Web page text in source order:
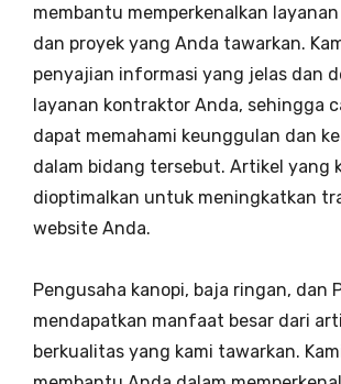
membantu memperkenalkan
dan proyek yang Anda tawarkan.
penyajian informasi yang jelas dan
layanan kontraktor Anda, sehingga
dapat memahami keunggulan dan
dalam bidang tersebut. Artikel yang
dioptimalkan untuk meningkatkan
website Anda.
Pengusaha kanopi, baja ringan, dan
mendapatkan manfaat besar dari
berkualitas yang kami tawarkan.